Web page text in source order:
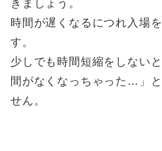
きましょう。
時間が遅くなるにつれ入場
す。
少しでも時間短縮をしない
間がなくなっちゃった…」
せん。